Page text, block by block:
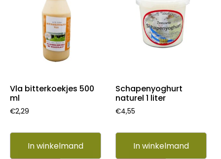
Vla bitterkoekjes 500
ml
€2,29
In winkelmand
Schapenyoghurt
naturel 1 liter
€4,55
In winkelmand